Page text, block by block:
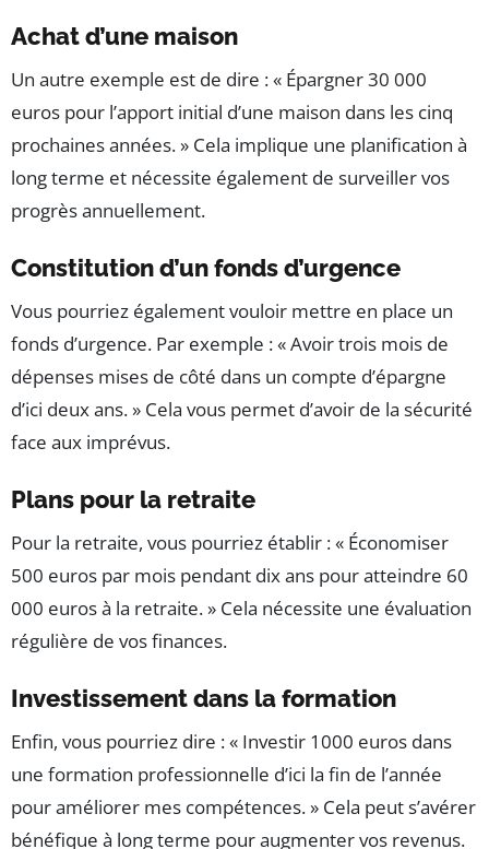
Achat d’une maison
Un autre exemple est de dire : « Épargner 30 000
euros pour l’apport initial d’une maison dans les cinq
prochaines années. » Cela implique une planification à
long terme et nécessite également de surveiller vos
progrès annuellement.
Constitution d’un fonds d’urgence
Vous pourriez également vouloir mettre en place un
fonds d’urgence. Par exemple : « Avoir trois mois de
dépenses mises de côté dans un compte d’épargne
d’ici deux ans. » Cela vous permet d’avoir de la sécurité
face aux imprévus.
Plans pour la retraite
Pour la retraite, vous pourriez établir : « Économiser
500 euros par mois pendant dix ans pour atteindre 60
000 euros à la retraite. » Cela nécessite une évaluation
régulière de vos finances.
Investissement dans la formation
Enfin, vous pourriez dire : « Investir 1000 euros dans
une formation professionnelle d’ici la fin de l’année
pour améliorer mes compétences. » Cela peut s’avérer
bénéfique à long terme pour augmenter vos revenus.